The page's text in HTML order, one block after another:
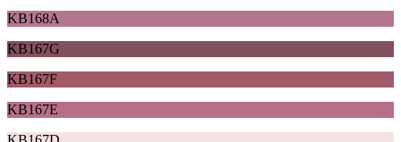
KB168A
KB167G
KB167F
KB167E